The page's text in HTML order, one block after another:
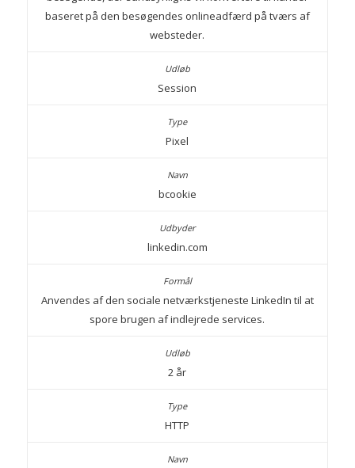
baseret på den besøgendes onlineadfærd på tværs af
websteder.
Session
Pixel
bcookie
linkedin.com
Anvendes af den sociale netværkstjeneste LinkedIn til at
spore brugen af indlejrede services.
2 år
HTTP